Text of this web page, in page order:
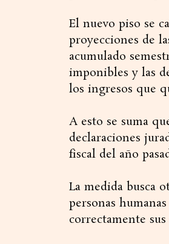
​El nuevo piso se
proyecciones de
acumulado
imponibles y las
los ingresos que
A esto se suma
declaraciones
fiscal del año
​La medida busca
personas
correctamente